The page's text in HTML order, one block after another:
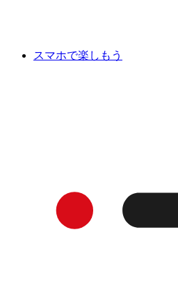
スマホで楽しもう